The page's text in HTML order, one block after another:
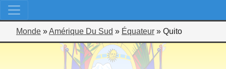
Monde »Amérique Du Sud » Équateur » Quito